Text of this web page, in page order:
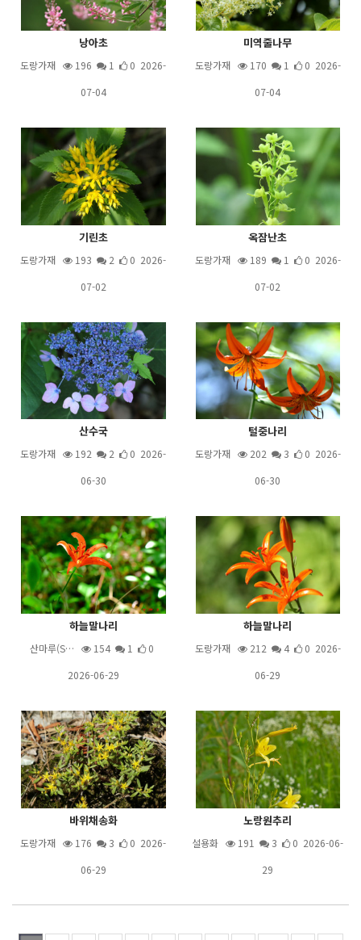
낭아초
도랑가재 196 1
0 2026-
07-04
미역줄나무
도랑가재 170 1
0 2026-
07-04
기린초
도랑가재 193 2
0 2026-
07-02
옥잠난초
도랑가재 189 1
0 2026-
07-02
산수국
도랑가재 192 2
0 2026-
06-30
털중나리
도랑가재 202 3
0 2026-
06-30
하늘말나리
산마루(S… 154 1
0
2026-06-29
하늘말나리
도랑가재 212 4
0 2026-
06-29
바위채송화
도랑가재 176 3
0 2026-
06-29
노랑원추리
설용화 191 3
0 2026-06-
29